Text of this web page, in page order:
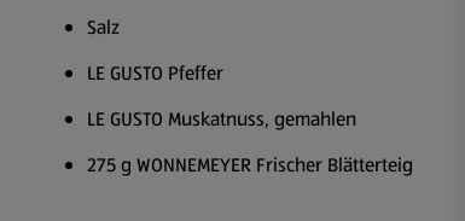
Salz
LE GUSTO Pfeffer
LE GUSTO Muskatnuss, gemahlen
275 g WONNEMEYER Frischer Blätterteig